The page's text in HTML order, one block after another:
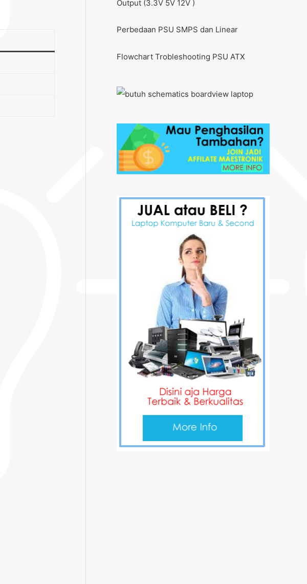
Output (3.3V 5V 12V )
Perbedaan PSU SMPS dan Linear
Flowchart Trobleshooting PSU ATX